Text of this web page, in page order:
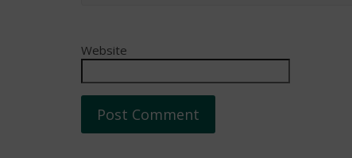
Website